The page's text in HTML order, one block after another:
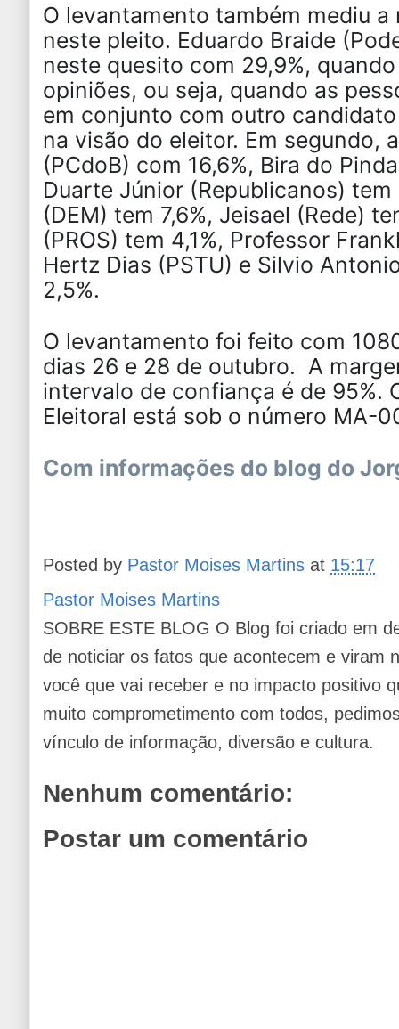
O levantamento também mediu
neste pleito. Eduardo Braide
neste quesito com 29,9%,
opiniões, ou seja, quando as
em conjunto com outro
na visão do eleitor. Em segundo,
(PCdoB) com 16,6%, Bira do
Duarte Júnior (Republicanos)
(DEM) tem 7,6%, Jeisael (Rede)
(PROS) tem 4,1%, Professor
Hertz Dias (PSTU) e Silvio
2,5%.
O levantamento foi feito com
dias 26 e 28 de outubro. A
intervalo de confiança é de 95%.
Eleitoral está sob o número MA-
Com informações do blog do
Posted by Pastor Moises Martins at 15:17
Pastor Moises Martins
SOBRE ESTE BLOG O Blog foi criado em
de noticiar os fatos que acontecem e viram
você que vai receber e no impacto positivo
muito comprometimento com todos,
vínculo de informação, diversão e cultura.
Nenhum comentário:
Postar um comentário